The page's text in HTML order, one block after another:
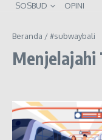
SOSBUD
OPINI
Beranda /#subwaybali
Menjelajahi